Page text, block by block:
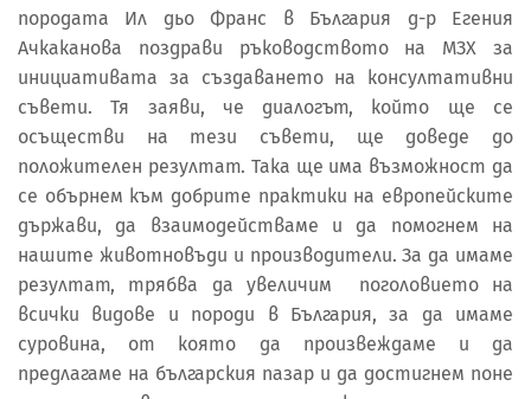
породата Ил дьо Франс в България д-р Егения
Ачкаканова поздрави ръководството на МЗХ за
инициативата за създаването на консултативни
съвети. Тя заяви, че диалогът, който ще се
осъществи на тези съвети, ще доведе до
положителен резултат. Така ще има възможност да
се обърнем към добрите практики на европейските
държави, да взаимодействаме и да помогнем на
нашите животновъди и производители. За да имаме
резултат, трябва да увеличим поголовието на
всички видове и породи в България, за да имаме
суровина, от която да произвеждаме и да
предлагаме на българския пазар и да достигнем поне